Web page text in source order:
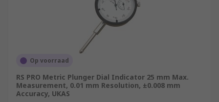
Op voorraad
RS PRO Metric Plunger Dial Indicator 25 mm Max.
Measurement, 0.01 mm Resolution, ±0.008 mm
Accuracy, UKAS